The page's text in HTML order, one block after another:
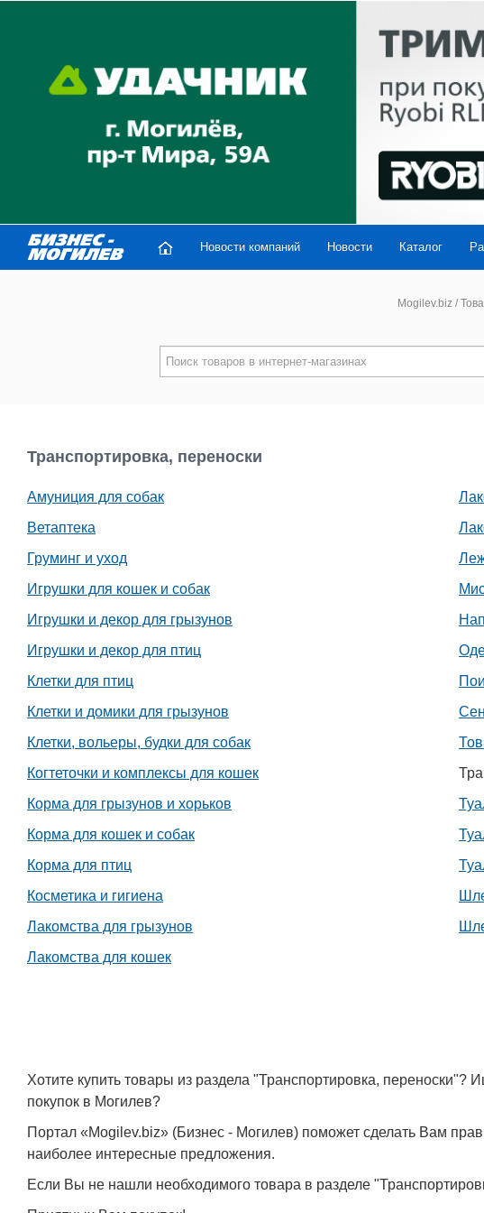
Новости компаний Новости Каталог
Mogilev.biz /
Транспортировка, переноски
Амуниция для собак
Ветаптека
Груминг и уход
Игрушки для кошек и собак
Игрушки и декор для грызунов
Игрушки и декор для птиц
Клетки для птиц
Клетки и домики для грызунов
Клетки, вольеры, будки для собак
Когтеточки и комплексы для кошек
Корма для грызунов и хорьков
Корма для кошек и собак
Корма для птиц
Косметика и гигиена
Лакомства для грызунов
Лакомства для кошек
Хотите купить товары из раздела "Транспортировка,
покупок в Могилев?
Портал «Mogilev.biz» (Бизнес - Могилев) поможет сделать Вам
наиболее интересные предложения.
Если Вы не нашли необходимого товара в разделе